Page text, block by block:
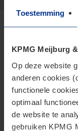
Toestemming
KPMG Meijburg
Op deze website
anderen cookies
functionele
optimaal
de website te
gebruiken KPMG
Specialisms
Corporate